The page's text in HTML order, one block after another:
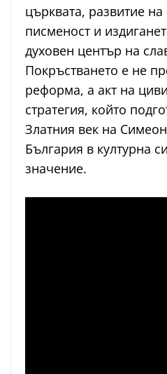
църквата, развитие на
писменост и
духовен център на
Покръстването е не
реформа, а акт на
стратегия, който
Златния век на
България в културна
значение.